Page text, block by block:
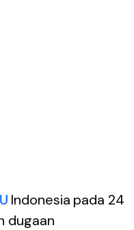
Indonesia pada 24
dugaan